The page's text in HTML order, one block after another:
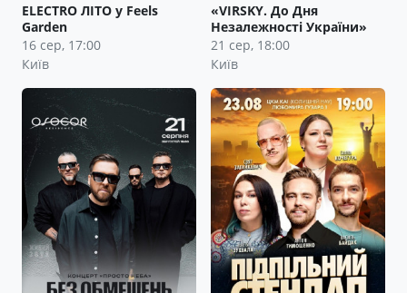
ELECTRO ЛІТО у Feels
Garden
16 сер, 17:00
Київ
«VIRSKY. До Дня
Незалежності України»
21 сер, 18:00
Київ